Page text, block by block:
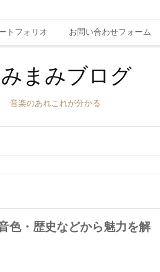
トフォリオ お問い合わせフォーム
まみブログ
音楽のあれこれが分かる
色・歴史などから魅力を解